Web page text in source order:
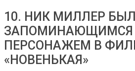
10. НИК МИЛЛЕР
ЗАПОМИНАЮЩИМСЯ
ПЕРСОНАЖЕМ В
«НОВЕНЬКАЯ»